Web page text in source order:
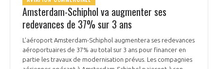
Amsterdam-Schiphol va augmenter ses
redevances de 37% sur 3 ans
L’aéroport Amsterdam-Schiphol augmentera ses redevances
aéroportuaires de 37% au total sur 3 ans pour financer en
partie les travaux de modernisation prévus. Les compagnies